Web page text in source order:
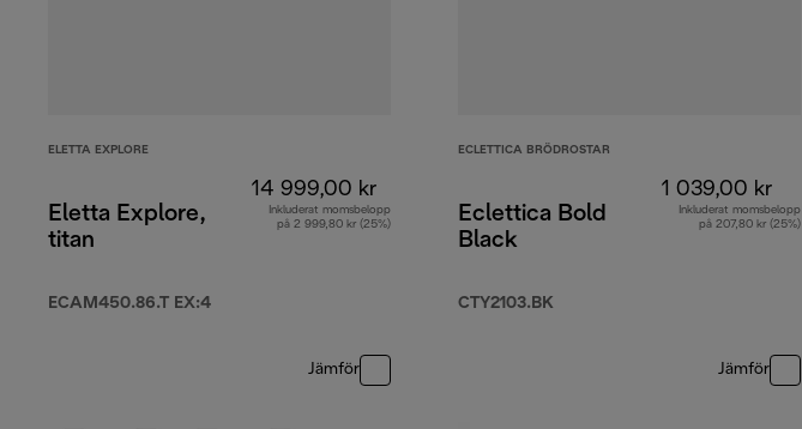
ELETTA EXPLORE
Eletta Explore,
titan
ECAM450.86.T EX:4
14 999,00 kr
Inkluderat momsbelopp
på 2 999,80 kr (25%)
Jämför
ECLETTICA BRÖDROSTAR
Eclettica Bold
Black
CTY2103.BK
1 039,00 kr
Inkluderat momsbelopp
på 207,80 kr (25%)
Jämför